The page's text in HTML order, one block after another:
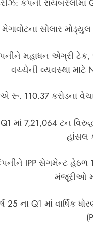
કંપની રાયબરેલીમાં
સોલાર
મહાધન એગ્રી
વચ્ચેની વ્યવસ્થા માટે
રૂ. 110.37 કરોડના
માં 7,21,064 ટન
હાંસલ
IPP સેગમેન્ટ હેઠળ
મંજૂરીઓ
25 ના Q1 માં